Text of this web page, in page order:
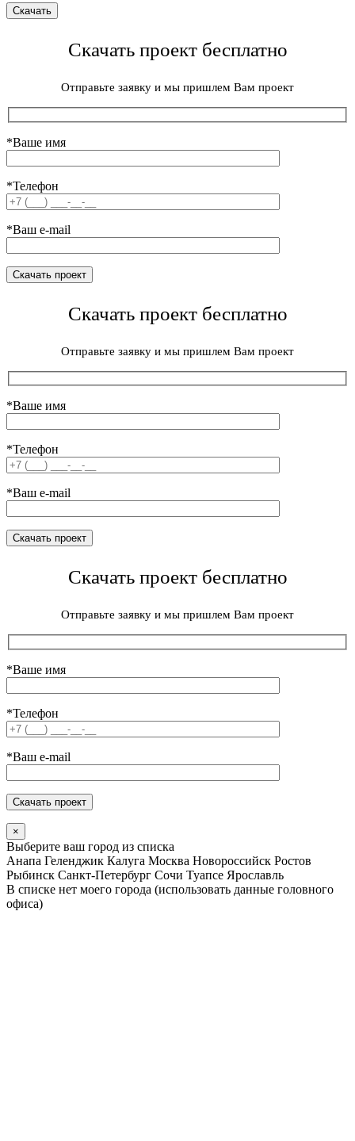
Скачать проект бесплатно
Отправьте заявку и мы пришлем Вам проект
*Ваше имя
*Телефон
*Ваш e-mail
Скачать проект бесплатно
Отправьте заявку и мы пришлем Вам проект
*Ваше имя
*Телефон
*Ваш e-mail
Скачать проект бесплатно
Отправьте заявку и мы пришлем Вам проект
*Ваше имя
*Телефон
*Ваш e-mail
×
Выберите ваш город из списка
Анапа Геленджик Калуга Москва Новороссийск Ростов
Рыбинск Санкт-Петербург Сочи Туапсе Ярославль
В списке нет моего города (использовать данные головного
офиса)